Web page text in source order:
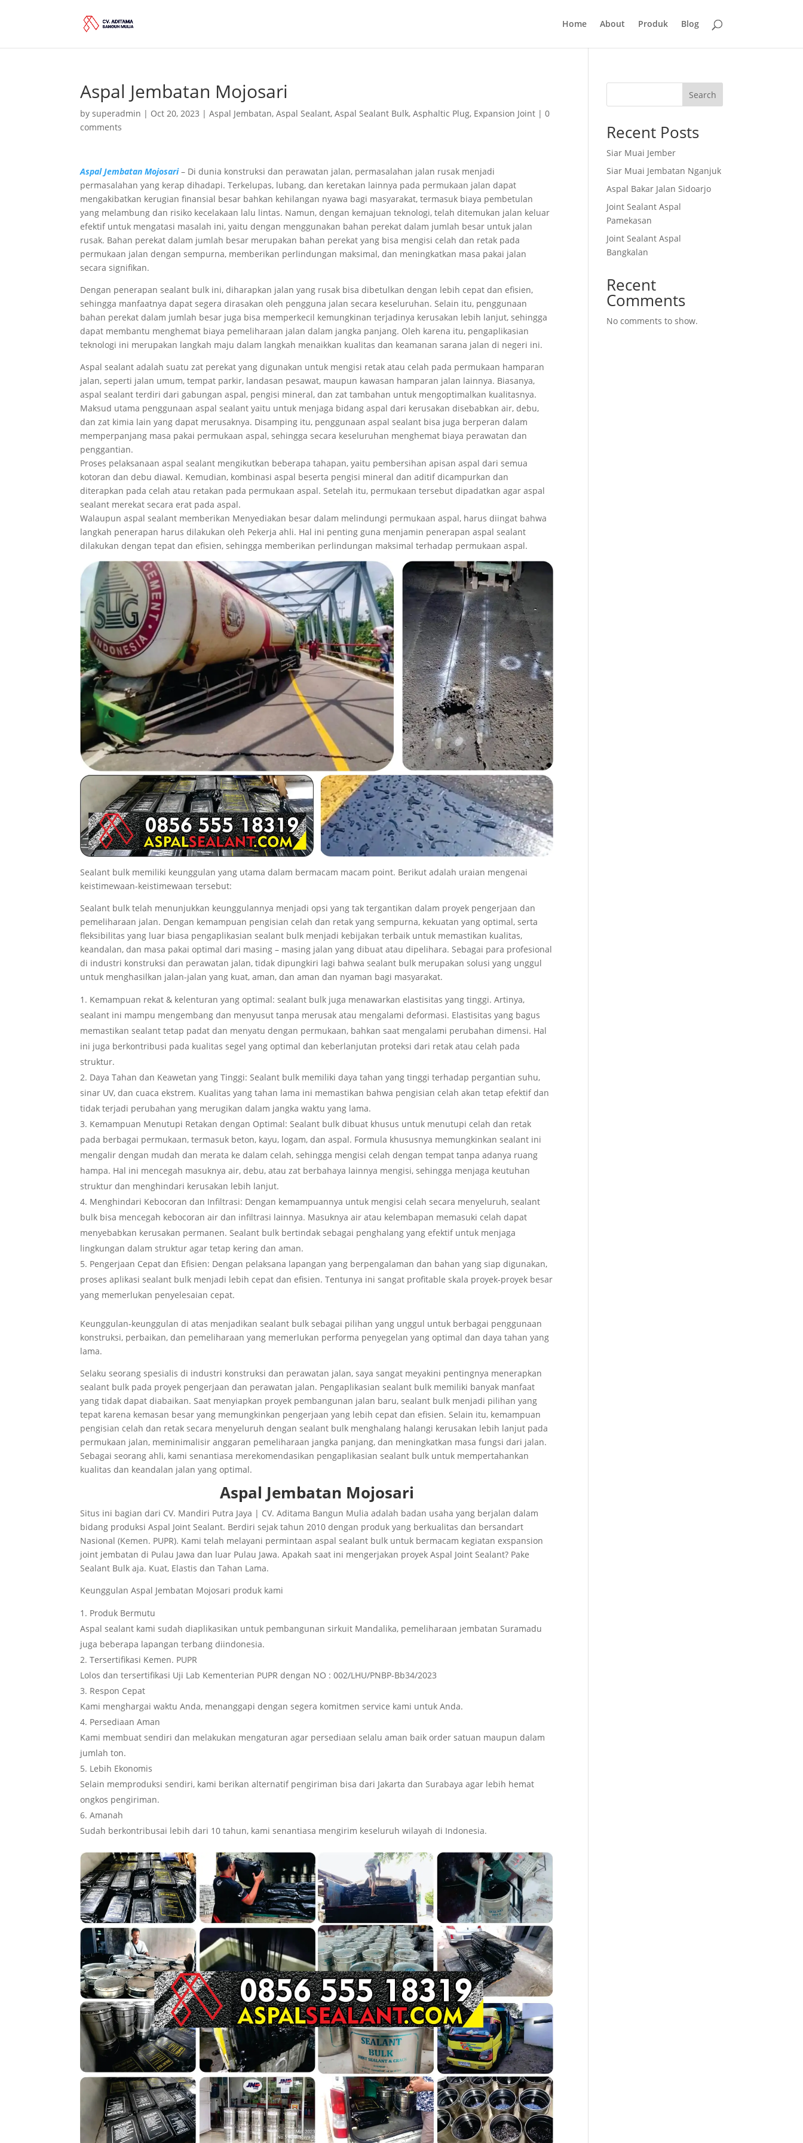
Home About Produk Blog
Aspal Jembatan Mojosari
bysuperadmin | Oct 20, 2023 |Aspal Jembatan,Aspal Sealant,Aspal Sealant Bulk,Asphaltic Plug, Expansion Joint |0
comments
Aspal Jembatan Mojosari– Di dunia konstruksi dan perawatan jalan, permasalahan jalan rusak menjadi
permasalahan yang kerap dihadapi. Terkelupas, lubang, dan keretakan lainnya pada permukaan jalan dapat
mengakibatkan kerugian finansial besar bahkan kehilangan nyawa bagi masyarakat, termasuk biaya pembetulan
yang melambung dan risiko kecelakaan lalu lintas. Namun, dengan kemajuan teknologi, telah ditemukan jalan keluar
efektif untuk mengatasi masalah ini, yaitu dengan menggunakan bahan perekat dalam jumlah besar untuk jalan
rusak. Bahan perekat dalam jumlah besar merupakan bahan perekat yang bisa mengisi celah dan retak pada
permukaan jalan dengan sempurna, memberikan perlindungan maksimal, dan meningkatkan masa pakai jalan
secara signifikan.
Dengan penerapan sealant bulk ini, diharapkan jalan yang rusak bisa dibetulkan dengan lebih cepat dan efisien,
sehingga manfaatnya dapat segera dirasakan oleh pengguna jalan secara keseluruhan. Selain itu, penggunaan
bahan perekat dalam jumlah besar juga bisa memperkecil kemungkinan terjadinya kerusakan lebih lanjut, sehingga
dapat membantu menghemat biaya pemeliharaan jalan dalam jangka panjang. Oleh karena itu, pengaplikasian
teknologi ini merupakan langkah maju dalam langkah menaikkan kualitas dan keamanan sarana jalan di negeri ini.
Aspal sealant adalah suatu zat perekat yang digunakan untuk mengisi retak atau celah pada permukaan hamparan
jalan, seperti jalan umum, tempat parkir, landasan pesawat, maupun kawasan hamparan jalan lainnya. Biasanya,
aspal sealant terdiri dari gabungan aspal, pengisi mineral, dan zat tambahan untuk mengoptimalkan kualitasnya.
Maksud utama penggunaan aspal sealant yaitu untuk menjaga bidang aspal dari kerusakan disebabkan air, debu,
dan zat kimia lain yang dapat merusaknya. Disamping itu, penggunaan aspal sealant bisa juga berperan dalam
memperpanjang masa pakai permukaan aspal, sehingga secara keseluruhan menghemat biaya perawatan dan
penggantian.
Proses pelaksanaan aspal sealant mengikutkan beberapa tahapan, yaitu pembersihan apisan aspal dari semua
kotoran dan debu diawal. Kemudian, kombinasi aspal beserta pengisi mineral dan aditif dicampurkan dan
diterapkan pada celah atau retakan pada permukaan aspal. Setelah itu, permukaan tersebut dipadatkan agar aspal
sealant merekat secara erat pada aspal.
Walaupun aspal sealant memberikan Menyediakan besar dalam melindungi permukaan aspal, harus diingat bahwa
langkah penerapan harus dilakukan oleh Pekerja ahli. Hal ini penting guna menjamin penerapan aspal sealant
dilakukan dengan tepat dan efisien, sehingga memberikan perlindungan maksimal terhadap permukaan aspal.
Sealant bulk memiliki keunggulan yang utama dalam bermacam macam point. Berikut adalah uraian mengenai
keistimewaan-keistimewaan tersebut:
Sealant bulk telah menunjukkan keunggulannya menjadi opsi yang tak tergantikan dalam proyek pengerjaan dan
pemeliharaan jalan. Dengan kemampuan pengisian celah dan retak yang sempurna, kekuatan yang optimal, serta
fleksibilitas yang luar biasa pengaplikasian sealant bulk menjadi kebijakan terbaik untuk memastikan kualitas,
keandalan, dan masa pakai optimal dari masing – masing jalan yang dibuat atau dipelihara. Sebagai para profesional
di industri konstruksi dan perawatan jalan, tidak dipungkiri lagi bahwa sealant bulk merupakan solusi yang unggul
untuk menghasilkan jalan-jalan yang kuat, aman, dan aman dan nyaman bagi masyarakat.
Kemampuan rekat & kelenturan yang optimal: sealant bulk juga menawarkan elastisitas yang tinggi. Artinya,
sealant ini mampu mengembang dan menyusut tanpa merusak atau mengalami deformasi. Elastisitas yang bagus
memastikan sealant tetap padat dan menyatu dengan permukaan, bahkan saat mengalami perubahan dimensi. Hal
ini juga berkontribusi pada kualitas segel yang optimal dan keberlanjutan proteksi dari retak atau celah pada
struktur.
Daya Tahan dan Keawetan yang Tinggi: Sealant bulk memiliki daya tahan yang tinggi terhadap pergantian suhu,
sinar UV, dan cuaca ekstrem. Kualitas yang tahan lama ini memastikan bahwa pengisian celah akan tetap efektif dan
tidak terjadi perubahan yang merugikan dalam jangka waktu yang lama.
Kemampuan Menutupi Retakan dengan Optimal: Sealant bulk dibuat khusus untuk menutupi celah dan retak
pada berbagai permukaan, termasuk beton, kayu, logam, dan aspal. Formula khususnya memungkinkan sealant ini
mengalir dengan mudah dan merata ke dalam celah, sehingga mengisi celah dengan tempat tanpa adanya ruang
hampa. Hal ini mencegah masuknya air, debu, atau zat berbahaya lainnya mengisi, sehingga menjaga keutuhan
struktur dan menghindari kerusakan lebih lanjut.
Menghindari Kebocoran dan Infiltrasi: Dengan kemampuannya untuk mengisi celah secara menyeluruh, sealant
bulk bisa mencegah kebocoran air dan infiltrasi lainnya. Masuknya air atau kelembapan memasuki celah dapat
menyebabkan kerusakan permanen. Sealant bulk bertindak sebagai penghalang yang efektif untuk menjaga
lingkungan dalam struktur agar tetap kering dan aman.
Pengerjaan Cepat dan Efisien: Dengan pelaksana lapangan yang berpengalaman dan bahan yang siap digunakan,
proses aplikasi sealant bulk menjadi lebih cepat dan efisien. Tentunya ini sangat profitable skala proyek-proyek besar
yang memerlukan penyelesaian cepat.
Keunggulan-keunggulan di atas menjadikan sealant bulk sebagai pilihan yang unggul untuk berbagai penggunaan
konstruksi, perbaikan, dan pemeliharaan yang memerlukan performa penyegelan yang optimal dan daya tahan yang
lama.
Selaku seorang spesialis di industri konstruksi dan perawatan jalan, saya sangat meyakini pentingnya menerapkan
sealant bulk pada proyek pengerjaan dan perawatan jalan. Pengaplikasian sealant bulk memiliki banyak manfaat
yang tidak dapat diabaikan. Saat menyiapkan proyek pembangunan jalan baru, sealant bulk menjadi pilihan yang
tepat karena kemasan besar yang memungkinkan pengerjaan yang lebih cepat dan efisien. Selain itu, kemampuan
pengisian celah dan retak secara menyeluruh dengan sealant bulk menghalang halangi kerusakan lebih lanjut pada
permukaan jalan, meminimalisir anggaran pemeliharaan jangka panjang, dan meningkatkan masa fungsi dari jalan.
Sebagai seorang ahli, kami senantiasa merekomendasikan pengaplikasian sealant bulk untuk mempertahankan
kualitas dan keandalan jalan yang optimal.
Aspal Jembatan Mojosari
Situs ini bagian dari CV. Mandiri Putra Jaya | CV. Aditama Bangun Mulia adalah badan usaha yang berjalan dalam
bidang produksi Aspal Joint Sealant. Berdiri sejak tahun 2010 dengan produk yang berkualitas dan bersandart
Nasional (Kemen. PUPR). Kami telah melayani permintaan aspal sealant bulk untuk bermacam kegiatan exspansion
joint jembatan di Pulau Jawa dan luar Pulau Jawa. Apakah saat ini mengerjakan proyek Aspal Joint Sealant? Pake
Sealant Bulk aja. Kuat, Elastis dan Tahan Lama.
Keunggulan Aspal Jembatan Mojosari produk kami
Produk Bermutu
Aspal sealant kami sudah diaplikasikan untuk pembangunan sirkuit Mandalika, pemeliharaan jembatan Suramadu
juga beberapa lapangan terbang diindonesia.
Tersertifikasi Kemen. PUPR
Lolos dan tersertifikasi Uji Lab Kementerian PUPR dengan NO : 002/LHU/PNBP-Bb34/2023
Respon Cepat
Kami menghargai waktu Anda, menanggapi dengan segera komitmen service kami untuk Anda.
Persediaan Aman
Kami membuat sendiri dan melakukan mengaturan agar persediaan selalu aman baik order satuan maupun dalam
jumlah ton.
Lebih Ekonomis
Selain memproduksi sendiri, kami berikan alternatif pengiriman bisa dari Jakarta dan Surabaya agar lebih hemat
ongkos pengiriman.
Amanah
Sudah berkontribusai lebih dari 10 tahun, kami senantiasa mengirim keseluruh wilayah di Indonesia.
Search
Recent Posts
Siar Muai Jember
Siar Muai Jembatan Nganjuk
Aspal Bakar Jalan Sidoarjo
Joint Sealant Aspal
Pamekasan
Joint Sealant Aspal
Bangkalan
Recent
Comments
No comments to show.